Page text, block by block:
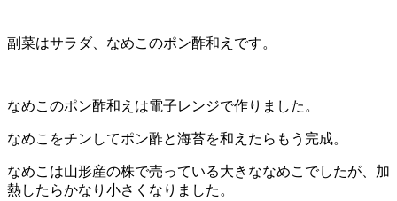
副菜はサラダ、なめこのポン酢和えです。
なめこのポン酢和えは電子レンジで作りました。
なめこをチンしてポン酢と海苔を和えたらもう完成。
なめこは山形産の株で売っている大きななめこでしたが、加
熱したらかなり小さくなりました。